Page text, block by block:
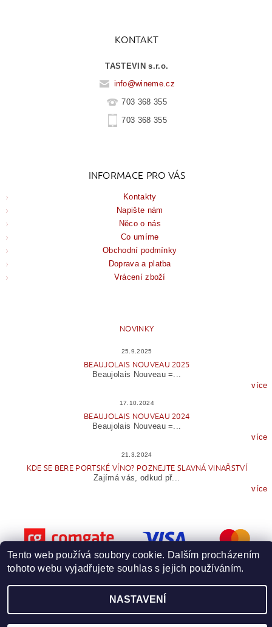
KONTAKT
TASTEVIN s.r.o.
info@wineme.cz
703 368 355
703 368 355
INFORMACE PRO VÁS
Kontakty
Napište nám
Něco o nás
Co umíme
Obchodní podmínky
Doprava a platba
Vrácení zboží
NOVINKY
25.9.2025
BEAUJOLAIS NOUVEAU 2025
Beaujolais Nouveau =...
více
17.10.2024
BEAUJOLAIS NOUVEAU 2024
Beaujolais Nouveau =...
více
21.3.2024
KDE SE BERE PORTSKÉ VÍNO? POZNEJTE SLAVNÁ VINAŘSTVÍ
Zajímá vás, odkud př...
více
Tento web používá soubory cookie. Dalším procházením
tohoto webu vyjadřujete souhlas s jejich používáním.
NASTAVENÍ